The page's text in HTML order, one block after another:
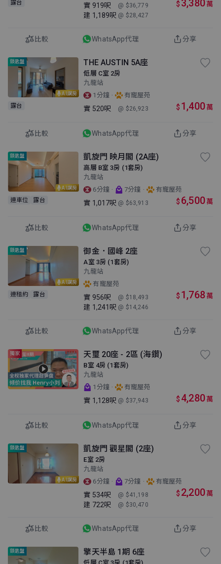
露台 實 919呎 @ $36,779
建 1,189呎 @ $28,427
$ 3,380萬
比較 WhatsApp代理 分享
AI講房
鎖匙盤
露台
THE AUSTIN 5A座
低層 C室 2房
九龍站
1分鐘 · 有寵屋苑
實 520呎 @ $26,923 $ 1,400萬
比較 WhatsApp代理 分享
AI講房
鎖匙盤
連車位 露台
凱旋門 映月閣 (2A座)
高層 B室 3房 (1套房)
九龍站
6分鐘 · 7分鐘 · 有寵屋苑
實 1,017呎 @ $63,913 $ 6,500萬
比較 WhatsApp代理 分享
AI講房
鎖匙盤
連租約 露台
御金．國峰 2座
A室 3房 (1套房)
九龍站
有寵屋苑
實 956呎 @ $18,493
建 1,241呎 @ $14,246
$ 1,768萬
比較 WhatsApp代理 分享
獨家 天璽 20座 - 2區 (海鑽)
B室 4房 (1套房)
九龍站
1分鐘 · 有寵屋苑
實 1,128呎 @ $37,943 $ 4,280萬
比較 WhatsApp代理 分享
AI講房
鎖匙盤 凱旋門 觀星閣 (2座)
E室 2房
九龍站
6分鐘 · 7分鐘 · 有寵屋苑
實 534呎 @ $41,198
建 722呎 @ $30,470
$ 2,200萬
比較 WhatsApp代理 分享
鎖匙盤 擎天半島 1期 6座